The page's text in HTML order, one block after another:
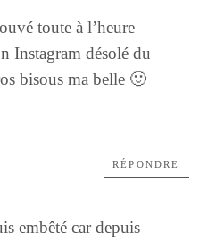
toute à l’heure
Instagram désolé du
bisous ma belle 🙂
embêté car depuis
RÉPONDRE